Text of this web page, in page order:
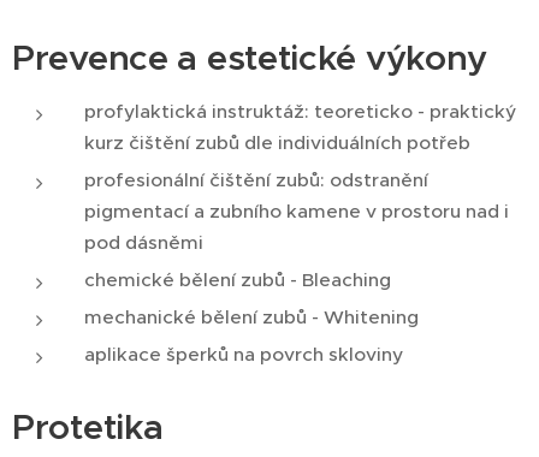
Prevence a estetické výkony
profylaktická instruktáž: teoreticko - praktický
kurz čištění zubů dle individuálních potřeb
profesionální čištění zubů: odstranění
pigmentací a zubního kamene v prostoru nad i
pod dásněmi
chemické bělení zubů - Bleaching
mechanické bělení zubů - Whitening
aplikace šperků na povrch skloviny
Protetika